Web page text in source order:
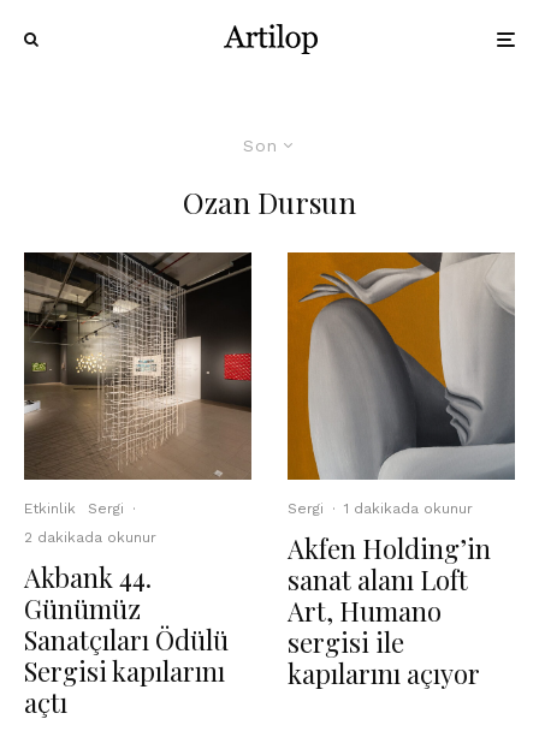
Son
Ozan Dursun
Etkinlik Sergi
·
2 dakikada okunur
Akbank 44.
Günümüz
Sanatçıları Ödülü
Sergisi kapılarını
açtı
Sergi · 1 dakikada okunur
Akfen Holding’in
sanat alanı Loft
Art, Humano
sergisi ile
kapılarını açıyor